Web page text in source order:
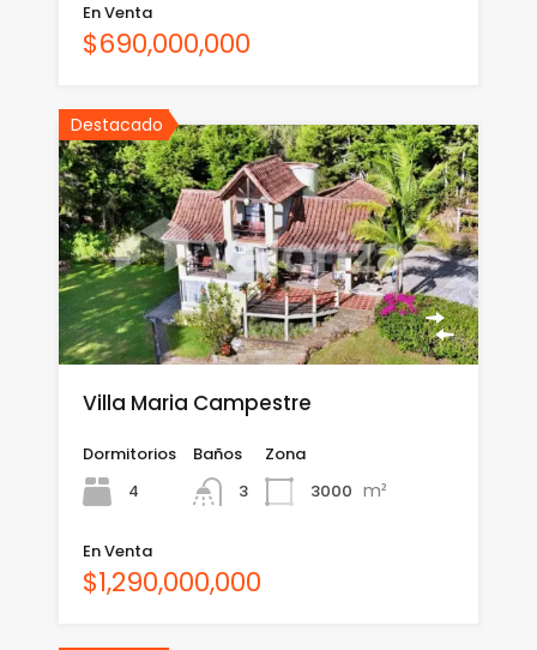
En Venta
$690,000,000
Destacado
Villa Maria Campestre
Dormitorios
4
Baños
3
Zona
3000 m²
En Venta
$1,290,000,000